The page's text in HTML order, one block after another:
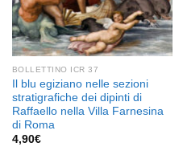
BOLLETTINO ICR 37
Il blu egiziano nelle sezioni
stratigrafiche dei dipinti di
Raffaello nella Villa Farnesina
di Roma
4,90€